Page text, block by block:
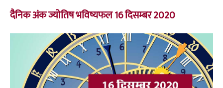
दैनिक अंक ज्योतिष भविष्यफल 16 दिसम्बर 2020